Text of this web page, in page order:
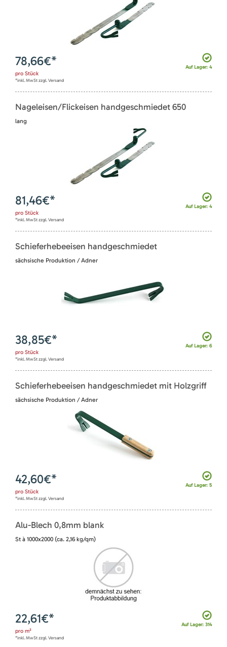
Auf Lager: 4
78,66€*
pro Stück
*inkl. MwSt zzgl. Versand
Nageleisen/Flickeisen handgeschmiedet 650
lang
Auf Lager: 4
81,46€*
pro Stück
*inkl. MwSt zzgl. Versand
Schieferhebeeisen handgeschmiedet
sächsische Produktion / Adner
Auf Lager: 6
38,85€*
pro Stück
*inkl. MwSt zzgl. Versand
Schieferhebeeisen handgeschmiedet mit Holzgriff
sächsische Produktion / Adner
Auf Lager: 5
42,60€*
pro Stück
*inkl. MwSt zzgl. Versand
Alu-Blech 0,8mm blank
St à 1000x2000 (ca. 2,16 kg/qm)
Auf Lager: 314
22,61€*
pro m²
*inkl. MwSt zzgl. Versand